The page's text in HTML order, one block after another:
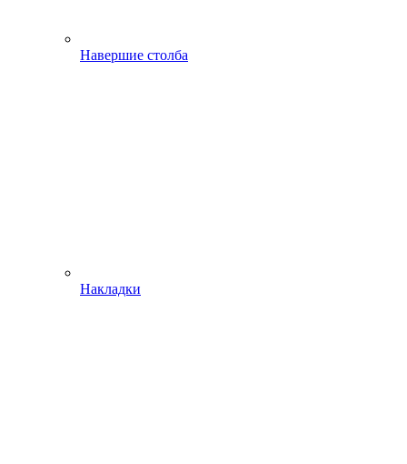
Навершие столба
Накладки